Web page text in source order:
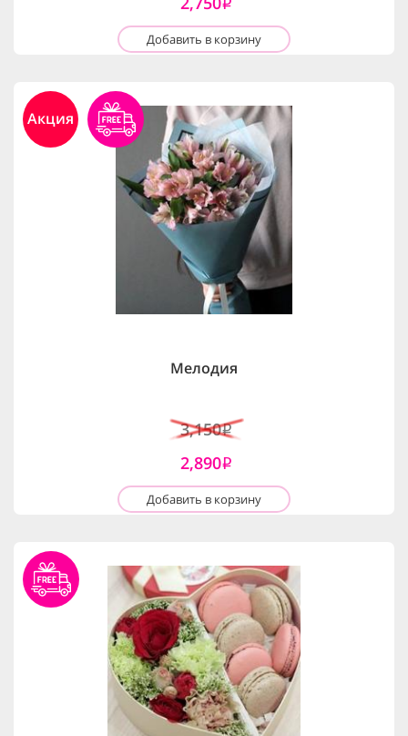
i
Добавить в корзину
Акция
Мелодия
3,150i
2,890i
Добавить в корзину